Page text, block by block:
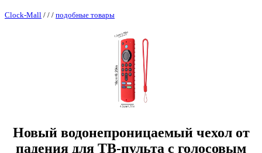
Clock-Mall / / / подобные товары
Новый водонепроницаемый чехол от
падения для ТВ-пульта с голосовым